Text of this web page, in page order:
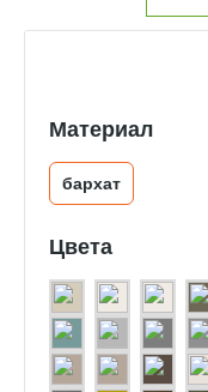
Материал
бархат
Цвета